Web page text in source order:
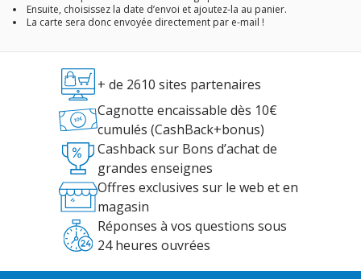
Ensuite, choisissez la date d’envoi et ajoutez-la au panier.
La carte sera donc envoyée directement par e-mail !
+ de 2610 sites partenaires
Cagnotte encaissable dès 10€
cumulés (CashBack+bonus)
Cashback sur Bons d’achat de
grandes enseignes
Offres exclusives sur le web et en
magasin
Réponses à vos questions sous
24 heures ouvrées